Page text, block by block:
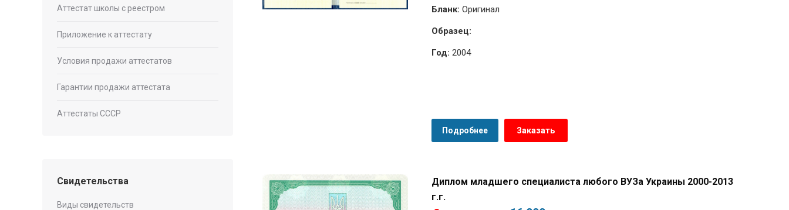
Бланк: Оригинал
Образец:
Год: 2004
Подробнее Заказать
Диплом младшего специалиста любого ВУЗа Украины 2000-2013
г.г.
Аттестат школы с реестром
Приложение к аттестату
Условия продажи аттестатов
Гарантии продажи аттестата
Аттестаты СССР
Свидетельства
Виды свидетельств